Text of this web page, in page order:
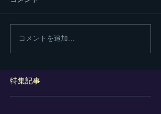
特集記事
コメントを追加…